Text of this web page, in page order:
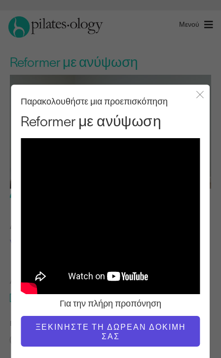
Μενού
Reformer με ανύψωση
Παρακολουθήστε μια προεπισκόπηση
Reformer με ανύψωση
Για την πλήρη προπόνηση
ΞΕΚΙΝΉΣΤΕ ΤΗ ΔΩΡΕΆΝ ΔΟΚΙΜΉ
ΣΑΣ
ΔΆΣΚΑΛΟΣ
Victoria Torrie-Capan
ΑΠΑΙΤΟΎΜΕΝΟΣ ΕΞΟΠΛΙΣΜΌΣ
Reformer
ΒΡΕΊΤΕ ΠΑΡΌΜΟΙΕΣ ΤΆΞΕΙΣ ΓΙΑ
Reformer